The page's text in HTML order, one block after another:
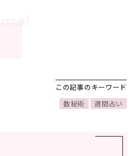
この記事のキーワード
数秘術
週間占い